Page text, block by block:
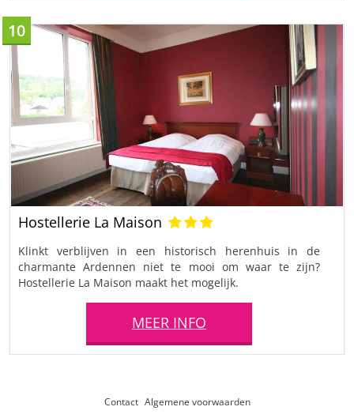
10
Hostellerie La Maison
Klinkt verblijven in een historisch herenhuis in de
charmante Ardennen niet te mooi om waar te zijn?
Hostellerie La Maison maakt het mogelijk.
MEER INFO
Contact Algemene voorwaarden